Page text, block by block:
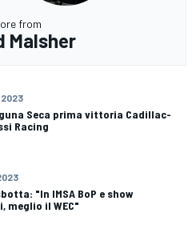
from
Malsher
2023
Seca prima vittoria Cadillac-
Racing
"In IMSA BoP e show
meglio il WEC"